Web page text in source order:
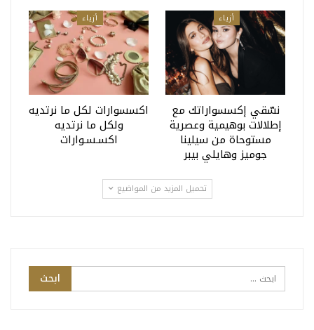
أزياء
نسّقي إكسسواراتك مع
إطلالات بوهيمية وعصرية
مستوحاة من سيلينا
جوميز وهايلي بيبر
أزياء
اكسسوارات لكل ما نرتديه
ولكل ما نرتديه
اكسـسـوارات
تحميل المزيد من المواضيع